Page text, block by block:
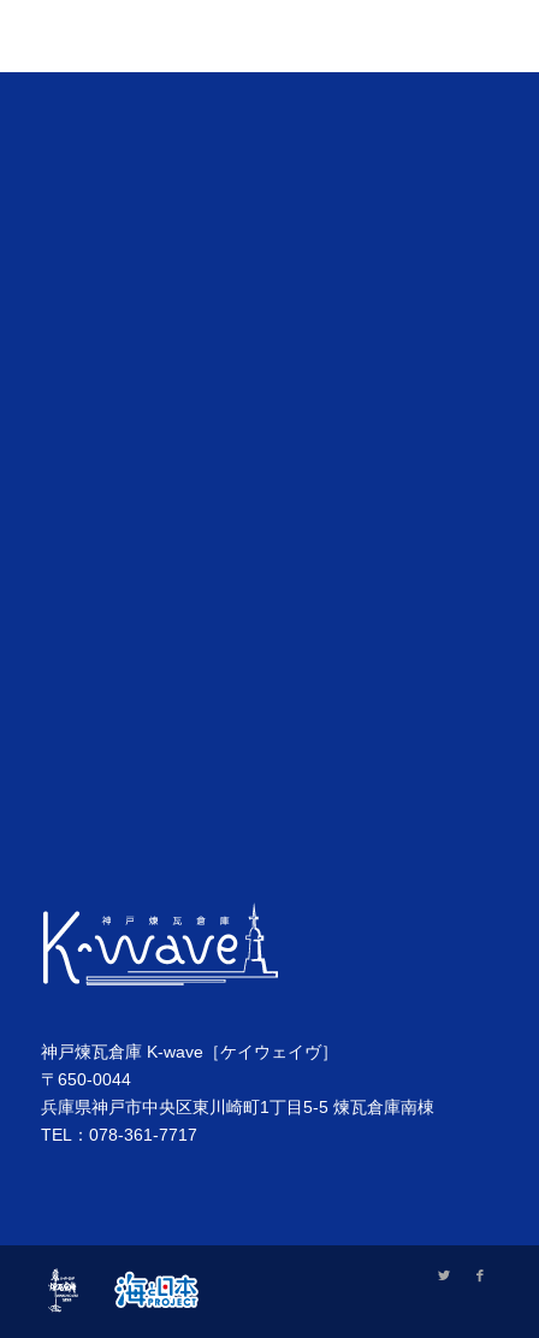
神戸煉瓦倉庫 K-wave［ケイウェイヴ］
〒650-0044
兵庫県神戸市中央区東川崎町1丁目5-5 煉瓦倉庫南棟
TEL：078-361-7717